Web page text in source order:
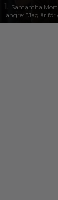
1. Samantha
längre: ”Jag är